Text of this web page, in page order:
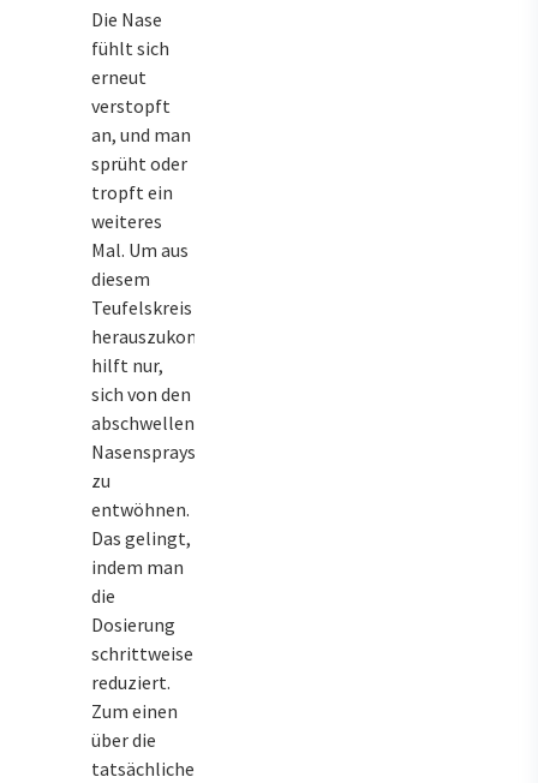
Die Nase
fühlt sich
erneut
verstopft
an, und man
sprüht oder
tropft ein
weiteres
Mal. Um aus
diesem
Teufelskreis
herauszukommen,
hilft nur,
sich von den
abschwellenden
Nasensprays
zu
entwöhnen.
Das gelingt,
indem man
die
Dosierung
schrittweise
reduziert.
Zum einen
über die
tatsächliche